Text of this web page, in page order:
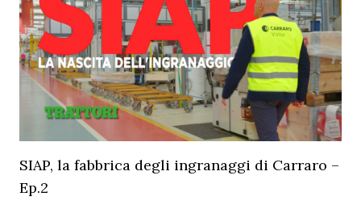
SIAP, la fabbrica degli ingranaggi di Carraro –
Ep.2